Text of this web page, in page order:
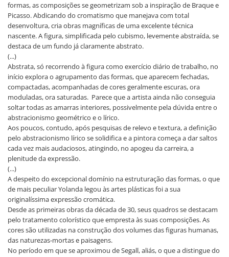
formas, as composições se geometrizam sob a inspiração de Braque e
Picasso. Abdicando do cromatismo que manejava com total
desenvoltura, cria obras magníficas de uma excelente técnica
nascente. A figura, simplificada pelo cubismo, levemente abstraída, se
destaca de um fundo já claramente abstrato.
(...)
Abstrata, só recorrendo à figura como exercício diário de trabalho, no
início explora o agrupamento das formas, que aparecem fechadas,
compactadas, acompanhadas de cores geralmente escuras, ora
moduladas, ora saturadas. Parece que a artista ainda não conseguia
soltar todas as amarras interiores, possivelmente pela dúvida entre o
abstracionismo geométrico e o lírico.
Aos poucos, contudo, após pesquisas de relevo e textura, a definição
pelo abstracionismo lírico se solidifica e a pintora começa a dar saltos
cada vez mais audaciosos, atingindo, no apogeu da carreira, a
plenitude da expressão.
(...)
A despeito do excepcional domínio na estruturação das formas, o que
de mais peculiar Yolanda legou às artes plásticas foi a sua
originalíssima expressão cromática.
Desde as primeiras obras da década de 30, seus quadros se destacam
pelo tratamento colorístico que empresta às suas composições. As
cores são utilizadas na construção dos volumes das figuras humanas,
das naturezas-mortas e paisagens.
No período em que se aproximou de Segall, aliás, o que a distingue do